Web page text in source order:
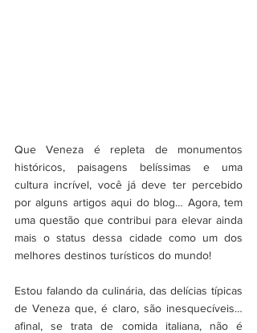
Que Veneza é repleta de monumentos
históricos, paisagens belíssimas e uma
cultura incrível, você já deve ter percebido
por alguns artigos aqui do blog… Agora, tem
uma questão que contribui para elevar ainda
mais o status dessa cidade como um dos
melhores destinos turísticos do mundo!
Estou falando da culinária, das delícias típicas
de Veneza que, é claro, são inesquecíveis…
afinal, se trata de comida italiana, não é